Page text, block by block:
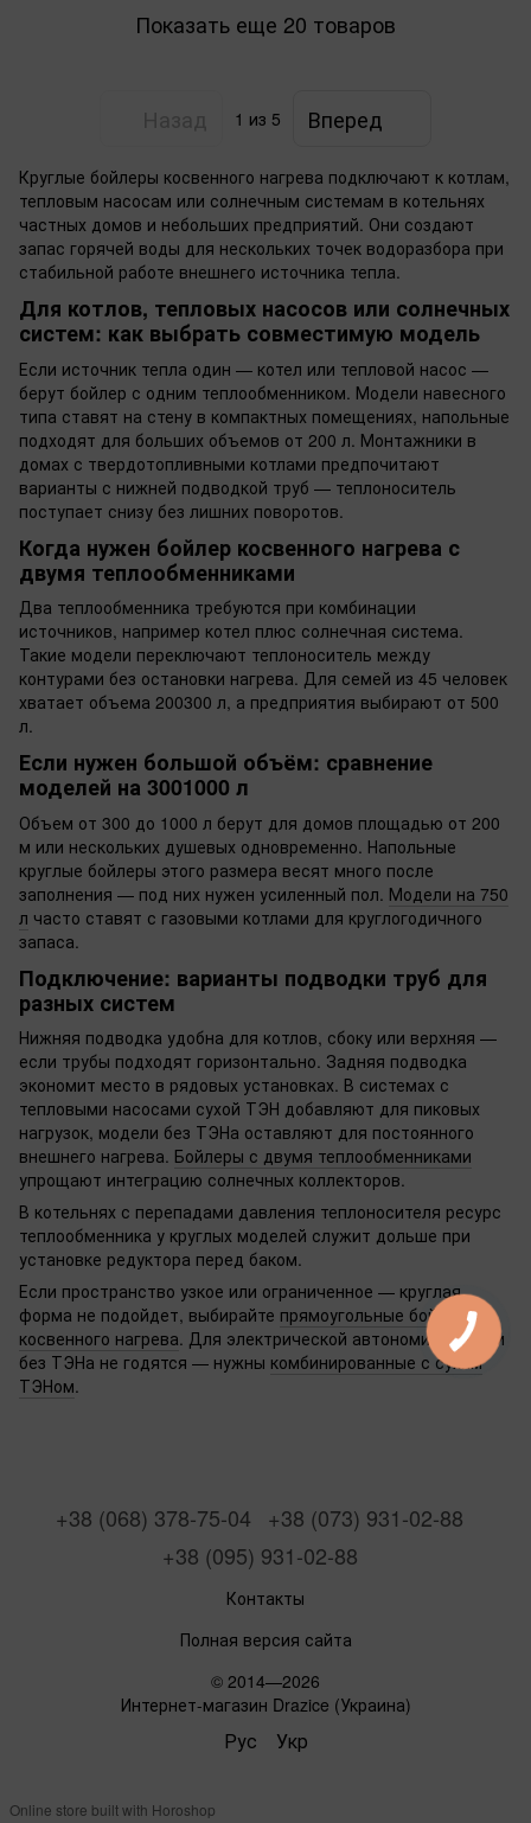
Показать еще 20 товаров
1 из 5 Вперед
Круглые бойлеры косвенного нагрева подключают к котлам,
тепловым насосам или солнечным системам в котельнях
частных домов и небольших предприятий. Они создают
запас горячей воды для нескольких точек водоразбора при
стабильной работе внешнего источника тепла.
Для котлов, тепловых насосов или солнечных
систем: как выбрать совместимую модель
Если источник тепла один — котел или тепловой насос —
берут бойлер с одним теплообменником. Модели навесного
типа ставят на стену в компактных помещениях, напольные
подходят для больших объемов от 200 л. Монтажники в
домах с твердотопливными котлами предпочитают
варианты с нижней подводкой труб — теплоноситель
поступает снизу без лишних поворотов.
Когда нужен бойлер косвенного нагрева с
двумя теплообменниками
Два теплообменника требуются при комбинации
источников, например котел плюс солнечная система.
Такие модели переключают теплоноситель между
контурами без остановки нагрева. Для семей из 45 человек
хватает объема 200300 л, а предприятия выбирают от 500
л.
Если нужен большой объём: сравнение
моделей на 3001000 л
Объем от 300 до 1000 л берут для домов площадью от 200
м или нескольких душевых одновременно. Напольные
круглые бойлеры этого размера весят много после
заполнения — под них нужен усиленный пол. Модели на 750
л часто ставят с газовыми котлами для круглогодичного
запаса.
Подключение: варианты подводки труб для
разных систем
Нижняя подводка удобна для котлов, сбоку или верхняя —
если трубы подходят горизонтально. Задняя подводка
экономит место в рядовых установках. В системах с
тепловыми насосами сухой ТЭН добавляют для пиковых
нагрузок, модели без ТЭНа оставляют для постоянного
внешнего нагрева. Бойлеры с двумя теплообменниками
упрощают интеграцию солнечных коллекторов.
В котельнях с перепадами давления теплоносителя ресурс
теплообменника у круглых моделей служит дольше при
установке редуктора перед баком.
Если пространство узкое или ограниченное — круглая
форма не подойдет, выбирайте прямоугольные бойлеры
косвенного нагрева. Для электрической автономии модели
без ТЭНа не годятся — нужны комбинированные с сухим
ТЭНом.
+38 (068) 378-75-04
+38 (073) 931-02-88
+38 (095) 931-02-88
Контакты
Полная версия сайта
© 2014—2026
Интернет-магазин Drazice (Украина)
Рус Укр
Online store built with Horoshop